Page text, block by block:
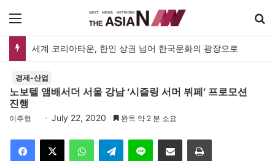
세계 코리아타운, 한인 상권 넘어 한국문화의 광장으로
경제-산업
노보텔 앰배서더 서울 강남 ‘시즐링 서머 뷔페’ 프로모션
진행
이주형 July 22, 2020 완독 약 2 분 소요
Telegram 이메일